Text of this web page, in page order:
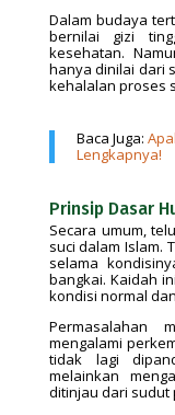
Dalam budaya
bernilai gizi
kesehatan.
hanya dinilai dari
kehalalan proses
Baca Juga:
Lengkapnya!
Prinsip Dasar
Secara umum,
suci dalam Islam.
selama
bangkai. Kaidah
kondisi normal
Permasalahan
mengalami
tidak lagi
melainkan
ditinjau dari sudut